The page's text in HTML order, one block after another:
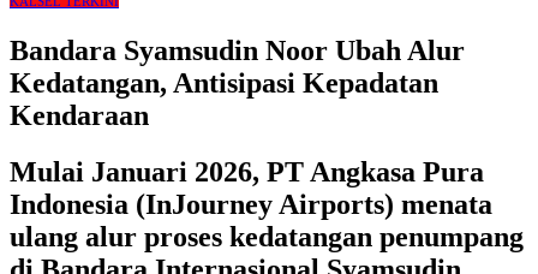
Bandara Syamsudin Noor Ubah Alur
Kedatangan, Antisipasi Kepadatan
Kendaraan
Mulai Januari 2026, PT Angkasa Pura
Indonesia (InJourney Airports) menata
ulang alur proses kedatangan penumpang